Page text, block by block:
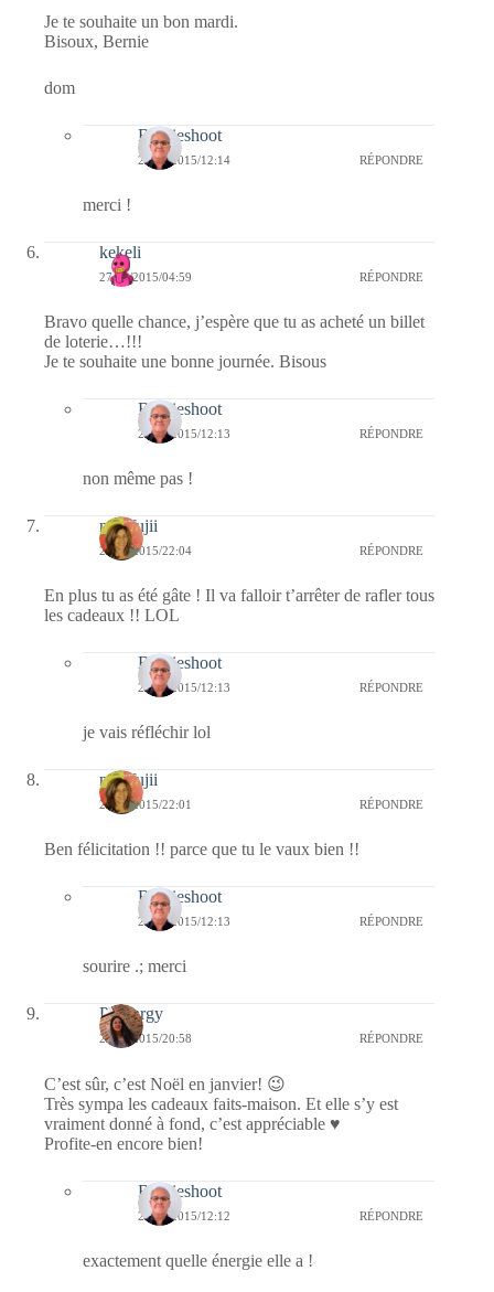
Je te souhaite un bon mardi.
Bisoux, Bernie
dom
Bernieshoot
27/01/2015/12:14 RÉPONDRE
merci !
kekeli
27/01/2015/04:59 RÉPONDRE
Bravo quelle chance, j’espère que tu as acheté un billet
de loterie…!!!
Je te souhaite une bonne journée. Bisous
Bernieshoot
27/01/2015/12:13 RÉPONDRE
non même pas !
missfujii
26/01/2015/22:04 RÉPONDRE
En plus tu as été gâte ! Il va falloir t’arrêter de rafler tous
les cadeaux !! LOL
Bernieshoot
27/01/2015/12:13 RÉPONDRE
je vais réfléchir lol
missfujii
26/01/2015/22:01 RÉPONDRE
Ben félicitation !! parce que tu le vaux bien !!
Bernieshoot
27/01/2015/12:13 RÉPONDRE
sourire .; merci
Purenrgy
26/01/2015/20:58 RÉPONDRE
C’est sûr, c’est Noël en janvier! 😉
Très sympa les cadeaux faits-maison. Et elle s’y est
vraiment donné à fond, c’est appréciable ♥
Profite-en encore bien!
Bernieshoot
27/01/2015/12:12 RÉPONDRE
exactement quelle énergie elle a !